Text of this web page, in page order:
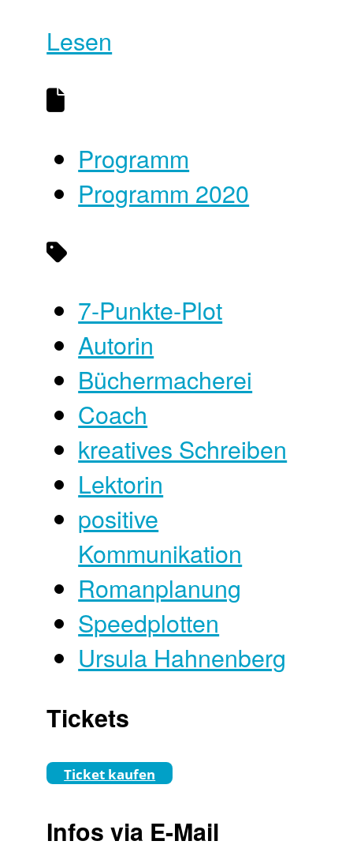
Lesen
Programm
Programm 2020
7-Punkte-Plot
Autorin
Büchermacherei
Coach
kreatives Schreiben
Lektorin
positive
Kommunikation
Romanplanung
Speedplotten
Ursula Hahnenberg
Tickets
Ticket kaufen
Infos via E-Mail